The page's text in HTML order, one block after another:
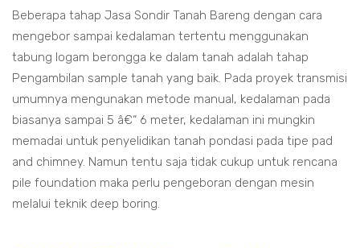
Beberapa tahap Jasa Sondir Tanah Bareng dengan cara
mengebor sampai kedalaman tertentu menggunakan
tabung logam berongga ke dalam tanah adalah tahap
Pengambilan sample tanah yang baik. Pada proyek transmisi
umumnya mengunakan metode manual, kedalaman pada
biasanya sampai 5 â€“ 6 meter, kedalaman ini mungkin
memadai untuk penyelidikan tanah pondasi pada tipe pad
and chimney. Namun tentu saja tidak cukup untuk rencana
pile foundation maka perlu pengeboran dengan mesin
melalui teknik deep boring.